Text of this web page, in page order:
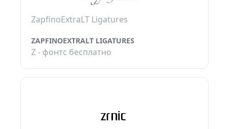
ZapfinoExtraLT Ligatures
ZAPFINOEXTRALT LIGATURES
Z - фонтс бесплатно